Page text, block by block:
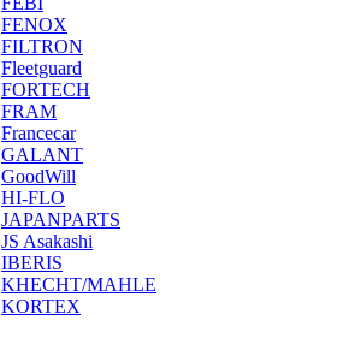
FENOX
FILTRON
Fleetguard
FORTECH
FRAM
Francecar
GALANT
GoodWill
HI-FLO
JAPANPARTS
JS Asakashi
IBERIS
KHECHT/MAHLE
KORTEX